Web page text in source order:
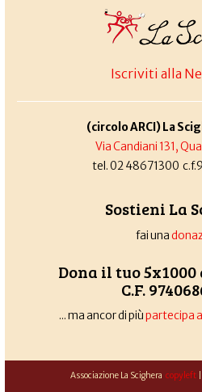
Iscriviti alla
(circolo ARCI) La
Via Candiani 131,
tel. 02 48671300
Sostieni La
fai una
Dona il tuo
C.F.
... ma ancor di piùpartecipa
Associazione La Scighera copyleft|